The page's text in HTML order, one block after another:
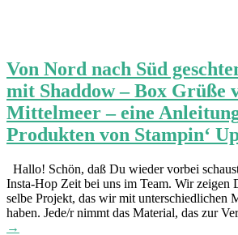
Von Nord nach Süd
mit Shaddow – Box Grüße
Mittelmeer – eine
Produkten von Stampin‘
Hallo! Schön, daß Du wieder vorbei
Insta-Hop Zeit bei uns im Team. Wir zeigen
selbe Projekt, das wir mit unterschiedlichen
haben. Jede/r nimmt das Material, das zur
→